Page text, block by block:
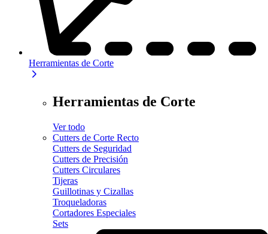
Herramientas de Corte
Herramientas de Corte
Ver todo
Cutters de Corte Recto
Cutters de Seguridad
Cutters de Precisión
Cutters Circulares
Tijeras
Guillotinas y Cizallas
Troqueladoras
Cortadores Especiales
Sets